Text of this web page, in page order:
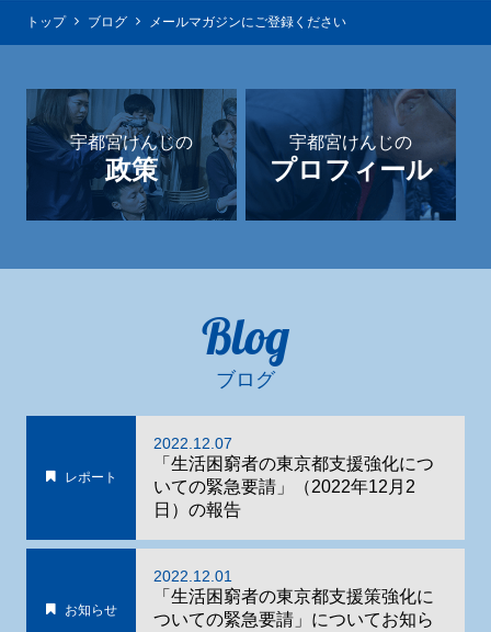
トップ ブログ メールマガジンにご登録ください
宇都宮けんじの
政策
宇都宮けんじの
プロフィール
Blog
ブログ
レポート
2022.12.07
「生活困窮者の東京都支援強化につ
いての緊急要請」（2022年12月2
日）の報告
お知らせ
2022.12.01
「生活困窮者の東京都支援策強化に
ついての緊急要請」についてお知ら